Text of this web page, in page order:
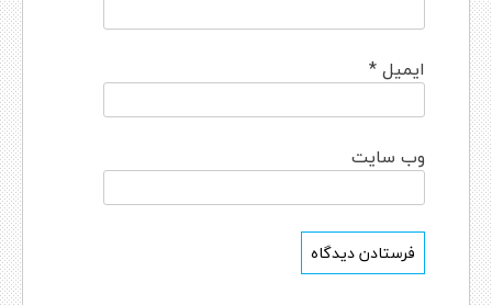
ایمیل*
وب‌ سایت